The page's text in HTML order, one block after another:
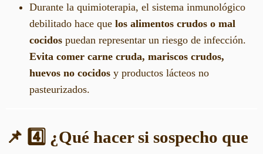
Durante la quimioterapia, el sistema inmunológico
debilitado hace que los alimentos crudos o mal
cocidos puedan representar un riesgo de infección.
Evita comer carne cruda, mariscos crudos,
huevos no cocidos y productos lácteos no
pasteurizados.
📌 4️⃣ ¿Qué hacer si sospecho que